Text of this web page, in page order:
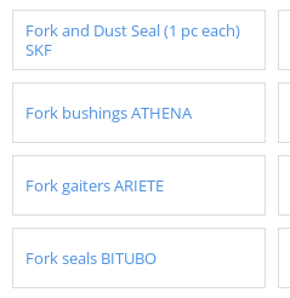
Fork and Dust Seal (1 pc each)
SKF
Fork bushings ATHENA
Fork gaiters ARIETE
Fork seals BITUBO